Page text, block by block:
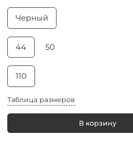
Таблица размеров
В корзину
Черный
44 50
110